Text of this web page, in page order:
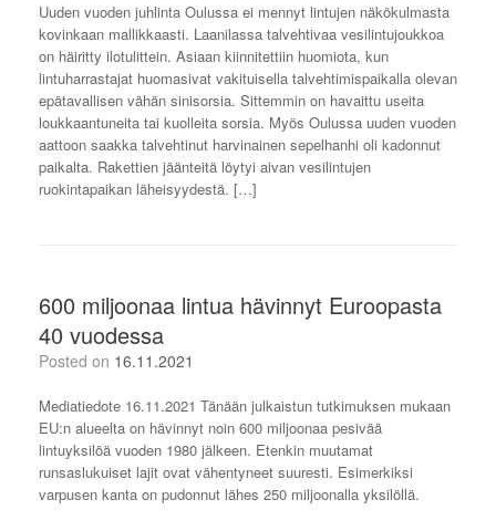
Uuden vuoden juhlinta Oulussa ei mennyt lintujen näkökulmasta
kovinkaan mallikkaasti. Laanilassa talvehtivaa vesilintujoukkoa
on häiritty ilotulittein. Asiaan kiinnitettiin huomiota, kun
lintuharrastajat huomasivat vakituisella talvehtimispaikalla olevan
epätavallisen vähän sinisorsia. Sittemmin on havaittu useita
loukkaantuneita tai kuolleita sorsia. Myös Oulussa uuden vuoden
aattoon saakka talvehtinut harvinainen sepelhanhi oli kadonnut
paikalta. Rakettien jäänteitä löytyi aivan vesilintujen
ruokintapaikan läheisyydestä. […]
600 miljoonaa lintua hävinnyt Euroopasta
40 vuodessa
Posted on 16.11.2021
Mediatiedote 16.11.2021 Tänään julkaistun tutkimuksen mukaan
EU:n alueelta on hävinnyt noin 600 miljoonaa pesivää
lintuyksilöä vuoden 1980 jälkeen. Etenkin muutamat
runsaslukuiset lajit ovat vähentyneet suuresti. Esimerkiksi
varpusen kanta on pudonnut lähes 250 miljoonalla yksilöllä.